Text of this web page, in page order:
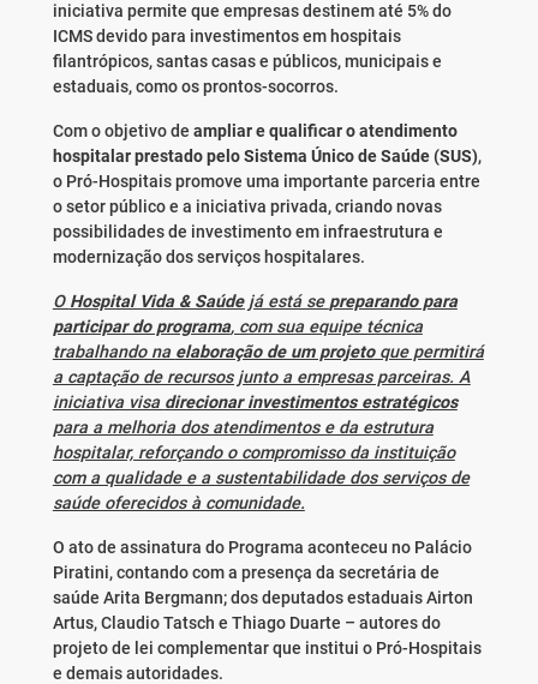
iniciativa permite que empresas destinem até 5% do
ICMS devido para investimentos em hospitais
filantrópicos, santas casas e públicos, municipais e
estaduais, como os prontos-socorros.
Com o objetivo de ampliar e qualificar o atendimento
hospitalar prestado pelo Sistema Único de Saúde (SUS),
o Pró-Hospitais promove uma importante parceria entre
o setor público e a iniciativa privada, criando novas
possibilidades de investimento em infraestrutura e
modernização dos serviços hospitalares.
O Hospital Vida & Saúdejá está se preparando para
participar do programa, com sua equipe técnica
trabalhando na elaboração de um projetoque permitirá
a captação de recursos junto a empresas parceiras. A
iniciativa visa direcionar investimentos estratégicos
para a melhoria dos atendimentos e da estrutura
hospitalar, reforçando o compromisso da instituição
com a qualidade e a sustentabilidade dos serviços de
saúde oferecidos à comunidade.
O ato de assinatura do Programa aconteceu no Palácio
Piratini, contando com a presença da secretária de
saúde Arita Bergmann; dos deputados estaduais Airton
Artus, Claudio Tatsch e Thiago Duarte – autores do
projeto de lei complementar que institui o Pró-Hospitais
e demais autoridades.